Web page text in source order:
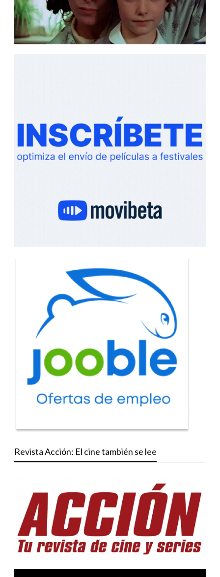
Revista Acción: El cine también se lee